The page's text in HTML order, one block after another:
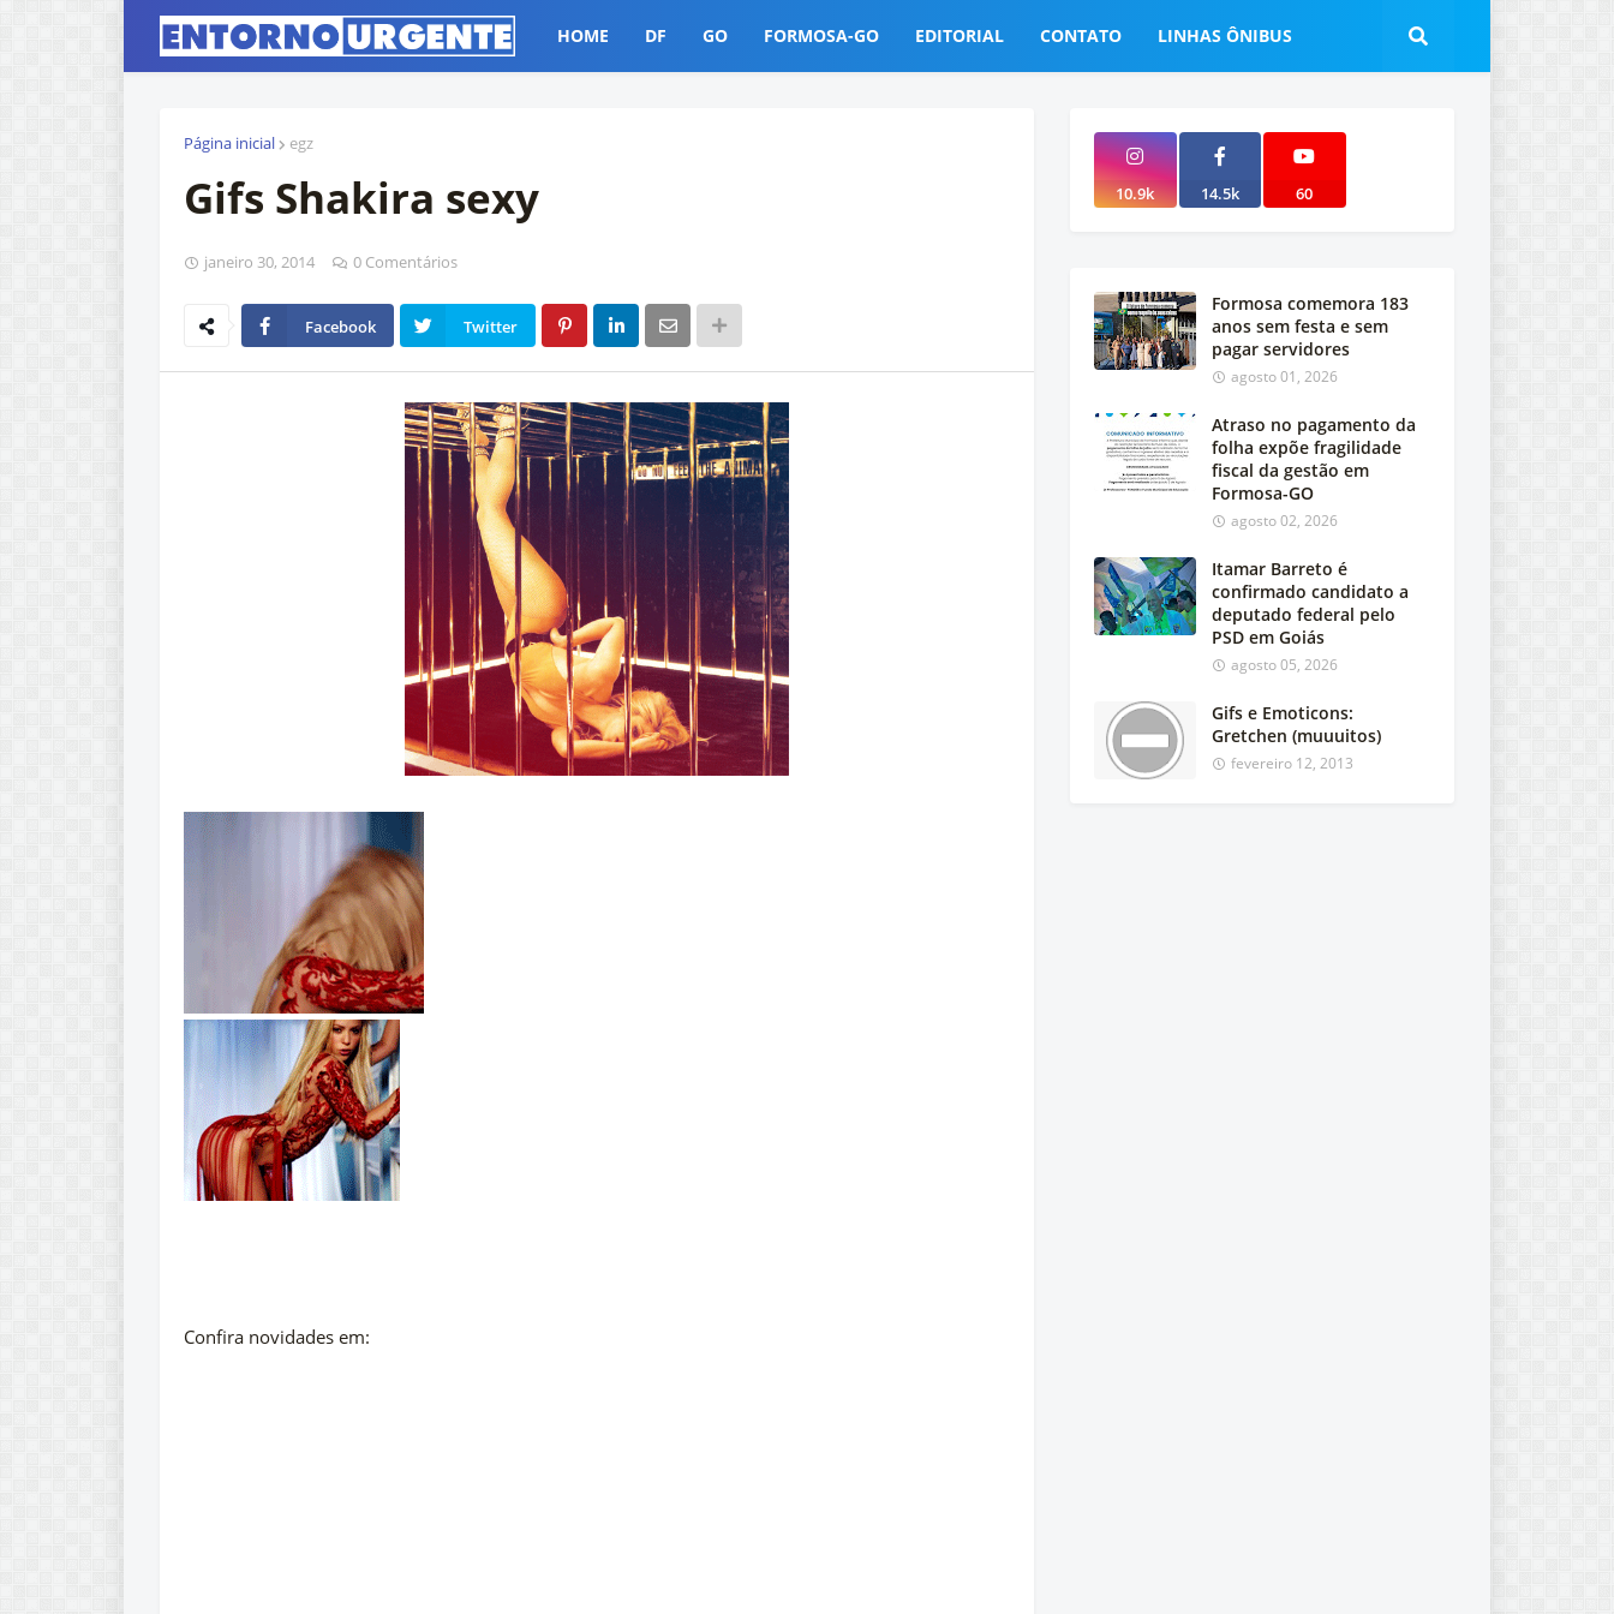
HOME DF GO FORMOSA-GO EDITORIAL CONTATO LINHAS ÔNIBUS
Página inicial egz
Gifs Shakira sexy
janeiro 30, 2014 0 Comentários
Facebook Twitter
Confira novidades em:
10.9k 14.5k 60
Formosa comemora 183
anos sem festa e sem
pagar servidores
agosto 01, 2026
Atraso no pagamento da
folha expõe fragilidade
fiscal da gestão em
Formosa-GO
agosto 02, 2026
Itamar Barreto é
confirmado candidato a
deputado federal pelo
PSD em Goiás
agosto 05, 2026
Gifs e Emoticons:
Gretchen (muuuitos)
fevereiro 12, 2013